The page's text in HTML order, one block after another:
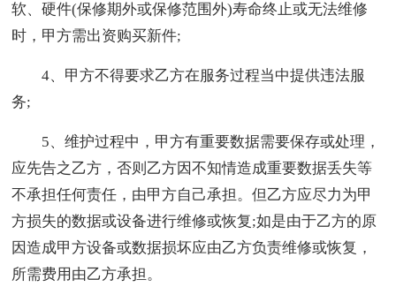
软、硬件(保修期外或保修范围外)寿命终止或无法维修
时，甲方需出资购买新件;
4、甲方不得要求乙方在服务过程当中提供违法服
务;
5、维护过程中，甲方有重要数据需要保存或处理，
应先告之乙方，否则乙方因不知情造成重要数据丢失等
不承担任何责任，由甲方自己承担。但乙方应尽力为甲
方损失的数据或设备进行维修或恢复;如是由于乙方的原
因造成甲方设备或数据损坏应由乙方负责维修或恢复，
所需费用由乙方承担。